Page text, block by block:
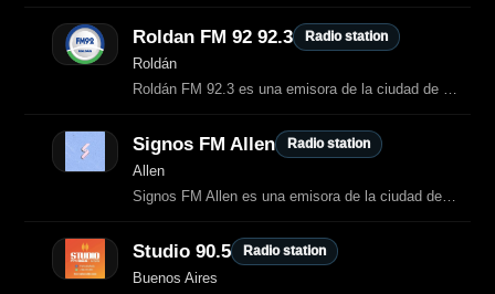
Roldan FM 92 92.3 Radio station
Roldán
Roldán FM 92.3 es una emisora de la ciudad de Roldán, provincia de Santa Fe
Signos FM Allen Radio station
Allen
Signos FM Allen es una emisora de la ciudad de Allen, en Río Negro, que ofrece
Studio 90.5 Radio station
Buenos Aires